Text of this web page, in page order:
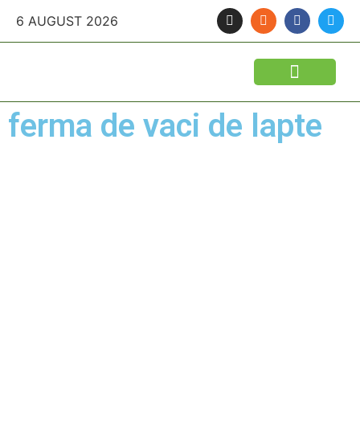
6 AUGUST 2026
ferma de vaci de lapte